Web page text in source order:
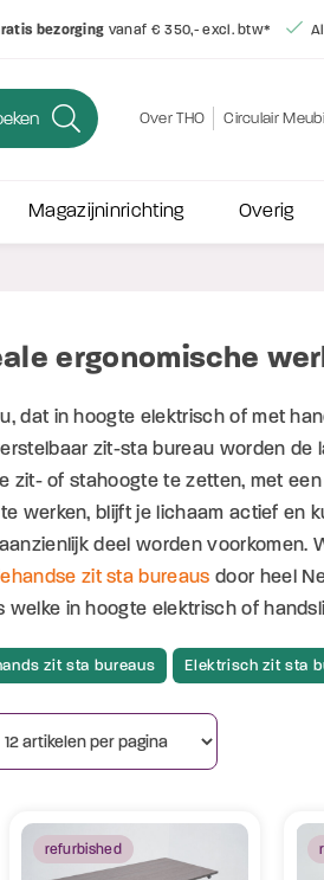
350,- excl. btw* Altijdgemonteerd
Over THO Circulair
Magazijninrichting Overig
ergonomische
dat in hoogte elektrisch of met
zit-sta bureau worden de
zit- of stahoogte te zetten, met
werken, blijft je lichaam actief en
deel worden voorkomen.
zit sta bureaus door heel
in hoogte elektrisch of
zit sta bureaus Elektrisch zit sta
refurbished